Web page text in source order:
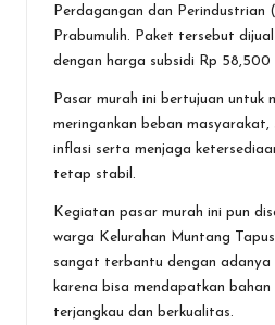
Perdagangan dan Perindustrian
Prabumulih. Paket tersebut
dengan harga subsidi Rp 58,500
Pasar murah ini bertujuan untuk
meringankan beban masyarakat,
inflasi serta menjaga
tetap stabil.
Kegiatan pasar murah ini pun
warga Kelurahan Muntang
sangat terbantu dengan
karena bisa mendapatkan
terjangkau dan berkualitas.